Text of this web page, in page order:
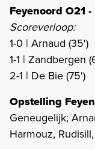
Feyenoord O21 -
Scoreverloop:
1-0 | Arnaud (35')
1-1 | Zandbergen
2-1 | De Bie (75')
Opstelling
Geneugelijk;
Harmouz,